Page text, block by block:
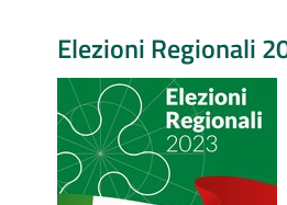
Elezioni Regionali